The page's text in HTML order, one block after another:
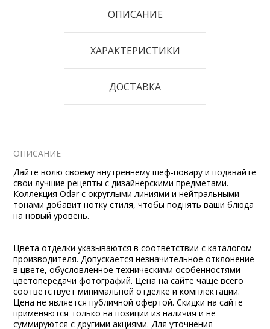
ОПИСАНИЕ
ХАРАКТЕРИСТИКИ
ДОСТАВКА
ОПИСАНИЕ
Дайте волю своему внутреннему шеф-повару и подавайте
свои лучшие рецепты с дизайнерскими предметами.
Коллекция Odar с округлыми линиями и нейтральными
тонами добавит нотку стиля, чтобы поднять ваши блюда
на новый уровень.
Цвета отделки указываются в соответствии с каталогом
производителя. Допускается незначительное отклонение
в цвете, обусловленное техническими особенностями
цветопередачи фотографий. Цена на сайте чаще всего
соответствует минимальной отделке и комплектации.
Цена не является публичной офертой. Скидки на сайте
применяются только на позиции из наличия и не
суммируются с другими акциями. Для уточнения